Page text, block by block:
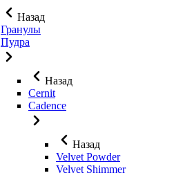
Назад
Гранулы
Пудра
Назад
Cernit
Cadence
Назад
Velvet Powder
Velvet Shimmer